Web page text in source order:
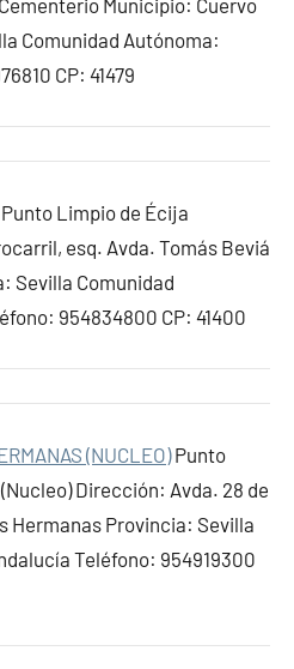
Municipio: Cuervo
Comunidad Autónoma:
CP: 41479
Punto Limpio de Écija
esq. Avda. Tomás Beviá
Sevilla Comunidad
954834800 CP: 41400
(NUCLEO)Punto
Dirección: Avda. 28 de
Hermanas Provincia: Sevilla
Teléfono: 954919300